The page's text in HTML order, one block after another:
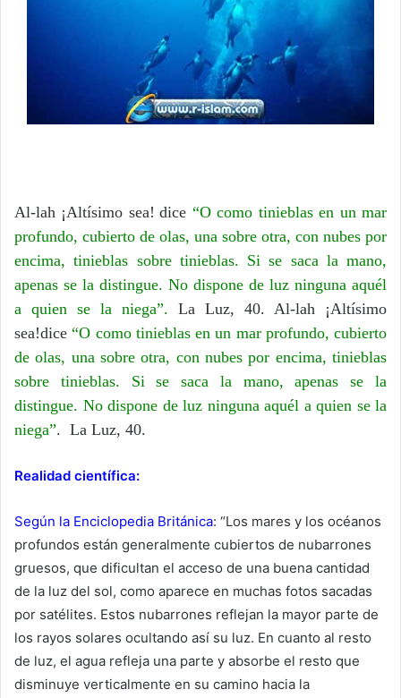
Al-lah ¡Altísimo sea! dice “O como tinieblas en un mar
profundo, cubierto de olas, una sobre otra, con nubes por
encima, tinieblas sobre tinieblas. Si se saca la mano,
apenas se la distingue. No dispone de luz ninguna aquél
a quien se la niega”. La Luz, 40. Al-lah ¡Altísimo
sea!dice“O como tinieblas en un mar profundo, cubierto
de olas, una sobre otra, con nubes por encima, tinieblas
sobre tinieblas. Si se saca la mano, apenas se la
distingue. No dispone de luz ninguna aquél a quien se la
niega”. La Luz, 40.
Realidad científica:
Según la Enciclopedia Británica: “Los mares y los océanos
profundos están generalmente cubiertos de nubarrones
gruesos, que dificultan el acceso de una buena cantidad
de la luz del sol, como aparece en muchas fotos sacadas
por satélites. Estos nubarrones reflejan la mayor parte de
los rayos solares ocultando así su luz. En cuanto al resto
de luz, el agua refleja una parte y absorbe el resto que
disminuye verticalmente en su camino hacia la